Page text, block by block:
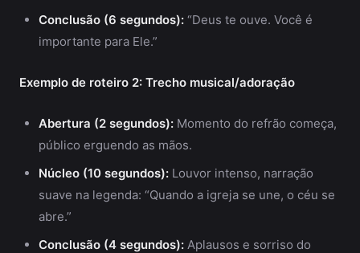
Conclusão (6 segundos): “Deus te ouve. Você é
importante para Ele.”
Exemplo de roteiro 2: Trecho musical/adoração
Abertura (2 segundos): Momento do refrão começa,
público erguendo as mãos.
Núcleo (10 segundos): Louvor intenso, narração
suave na legenda: “Quando a igreja se une, o céu se
abre.”
Conclusão (4 segundos): Aplausos e sorriso do